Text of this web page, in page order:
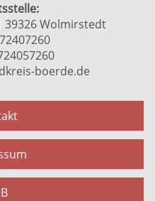
Wolmirstedt
boerde.de